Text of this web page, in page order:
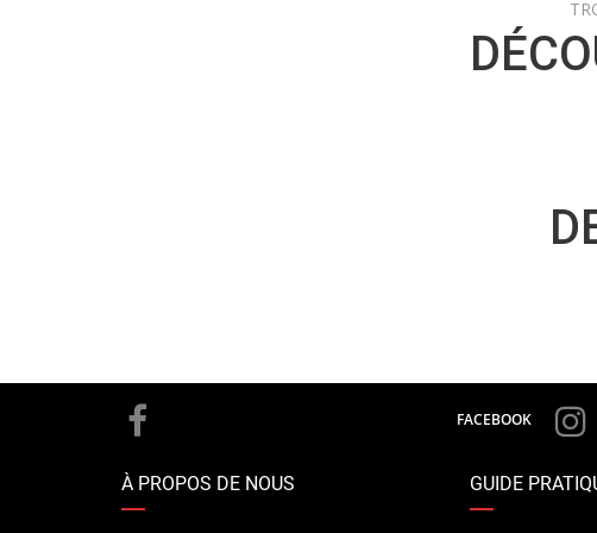
FACEBOOK
À PROPOS DE NOUS GUIDE